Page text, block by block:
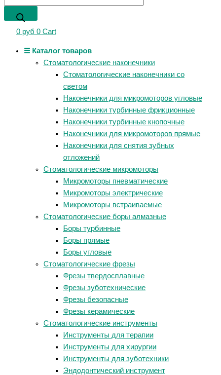
0 руб 0 Cart
☰ Каталог товаров
Стоматологические наконечники
Стоматологические наконечники со
светом
Наконечники для микромоторов угловые
Наконечники турбинные фрикционные
Наконечники турбинные кнопочные
Наконечники для микромоторов прямые
Наконечники для снятия зубных
отложений
Стоматологические микромоторы
Микромоторы пневматические
Микромоторы электрические
Микромоторы встраиваемые
Стоматологические боры алмазные
Боры турбинные
Боры прямые
Боры угловые
Стоматологические фрезы
Фрезы твердосплавные
Фрезы зуботехнические
Фрезы безопасные
Фрезы керамические
Стоматологические инструменты
Инструменты для терапии
Инструменты для хирургии
Инструменты для зуботехники
Эндодонтический инструмент